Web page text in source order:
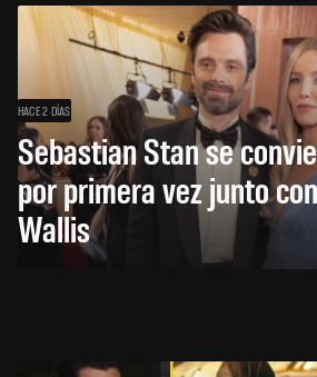
HACE 2 DÍAS
Sebastian Stan se
por primera vez junto
Wallis